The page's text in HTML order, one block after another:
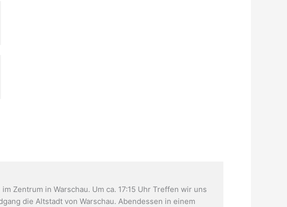
Zentrum in Warschau. Um ca. 17:15 Uhr Treffen wir uns
die Altstadt von Warschau. Abendessen in einem